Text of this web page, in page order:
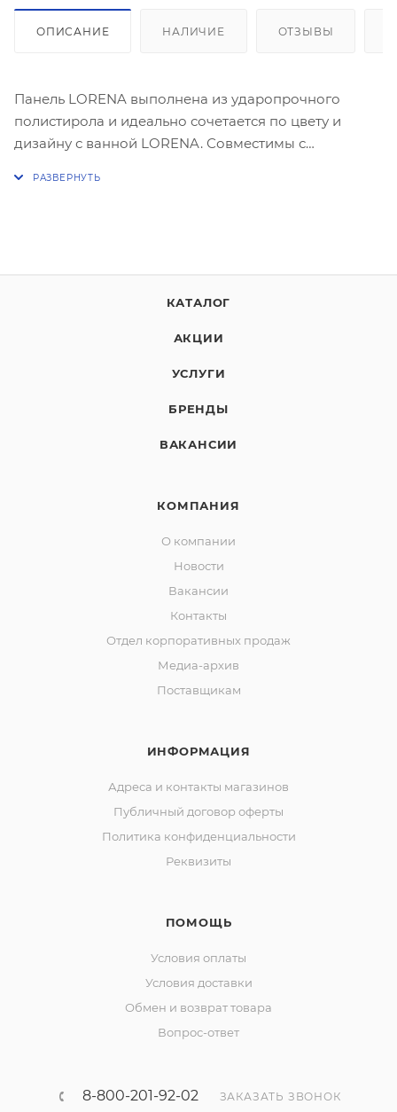
ОПИСАНИЕ НАЛИЧИЕ ОТЗЫВЫ
Панель LORENA выполнена из ударопрочного
полистирола и идеально сочетается по цвету и
дизайну с ванной LORENA. Совместимы с
КАТАЛОГ
АКЦИИ
УСЛУГИ
БРЕНДЫ
ВАКАНСИИ
КОМПАНИЯ
О компании
Новости
Вакансии
Контакты
Отдел корпоративных продаж
Медиа-архив
Поставщикам
ИНФОРМАЦИЯ
Адреса и контакты магазинов
Публичный договор оферты
Политика конфиденциальности
Реквизиты
ПОМОЩЬ
Условия оплаты
Условия доставки
Обмен и возврат товара
Вопрос-ответ
8-800-201-92-02 ЗАКАЗАТЬ ЗВОНОК